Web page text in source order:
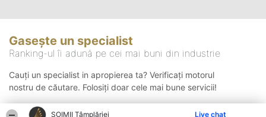
ȘOIMII Tâmplăriei Live chat
Gasește un specialist
Ranking-ul îi adună pe cei mai buni din industrie
Cauți un specialist in apropierea ta? Verificați motorul
nostru de căutare. Folosiți doar cele mai bune servicii!